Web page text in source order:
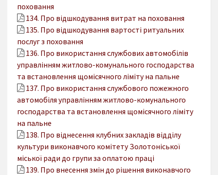
поховання
134. Про відшкодування витрат на поховання
135. Про відшкодування вартості ритуальних
послуг з поховання
136. Про використання службових автомобілів
управлінням житлово-комунального господарства
та встановлення щомісячного ліміту на пальне
137. Про використання службового пожежного
автомобіля управлінням житлово-комунального
господарства та встановлення щомісячного ліміту
на пальне
138. Про віднесення клубних закладів відділу
культури виконавчого комітету Золотоніської
міської ради до групи за оплатою праці
139. Про внесення змін до рішення виконавчого